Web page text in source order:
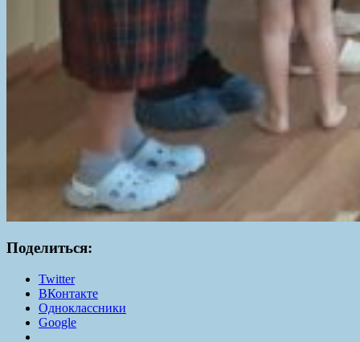
Поделиться:
Twitter
ВКонтакте
Одноклассники
Google